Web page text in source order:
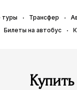
туры Трансфер
Билеты на автобус